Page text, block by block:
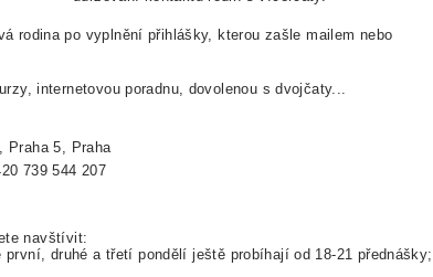
rodina po vyplnění přihlášky, kterou zašle mailem nebo
internetovou poradnu, dovolenou s dvojčaty...
Praha 5, Praha
739 544 207
navštívit:
první, druhé a třetí pondělí ještě probíhají od 18-21 přednášky;